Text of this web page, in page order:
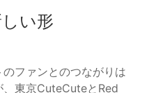
い形
ファンとのつながりは
、東京CuteCuteとRed